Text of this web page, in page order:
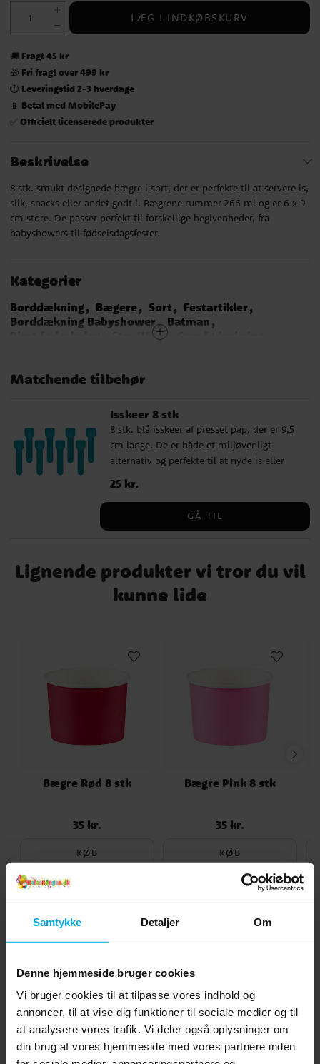
Samtykke Detaljer Om
Denne hjemmeside bruger cookies
Vi bruger cookies til at tilpasse vores indhold og
annoncer, til at vise dig funktioner til sociale medier og til
at analysere vores trafik. Vi deler også oplysninger om
din brug af vores hjemmeside med vores partnere inden
LÆG I INDKØBSKURV
🚚 Fragt 45 kr
🎁 Fri fragt over 499 kr
⏱️ Leveringstid 2-3 hverdage
📱 Betal med MobilePay
✅ Officielt licenserede produkter
Beskrivelse
8 stk. smukt designede bægre i sort, der er perfekte til at servere is,
slik, snacks eller andet godt i. Bægrene rummer 266 ml og er 6 x 9
cm store. De passer perfekt til forskellige begivenheder, fra
babyshowers til fødselsdagsfester.
Kategorier
Borddækning Bægere Sort
Festartikler
Borddækning Babyshower
Batman
Star Wars
Bing fødselsdag
Monster High
K-Pop Demon Hunters
Slikbuffet
Matchende tilbehør
Isskeer 8 stk
8 stk. blå isskeer af presset pap, der er 9,5
cm lange. De er både et miljøvenligt
alternativ og perfekte til at nyde is eller
andre desserter.
Pris:25 kr.
25 kr.
GÅ TIL
Lignende produkter vi tror du vil
kunne lide
Bægre Rød 8 stk
Pris: 35 kr.
35 kr.
KØB
Bægre Pink 8 stk
Pris: 35 kr.
35 kr.
KØB
Andre købte også